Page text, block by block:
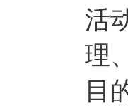
活
理
目